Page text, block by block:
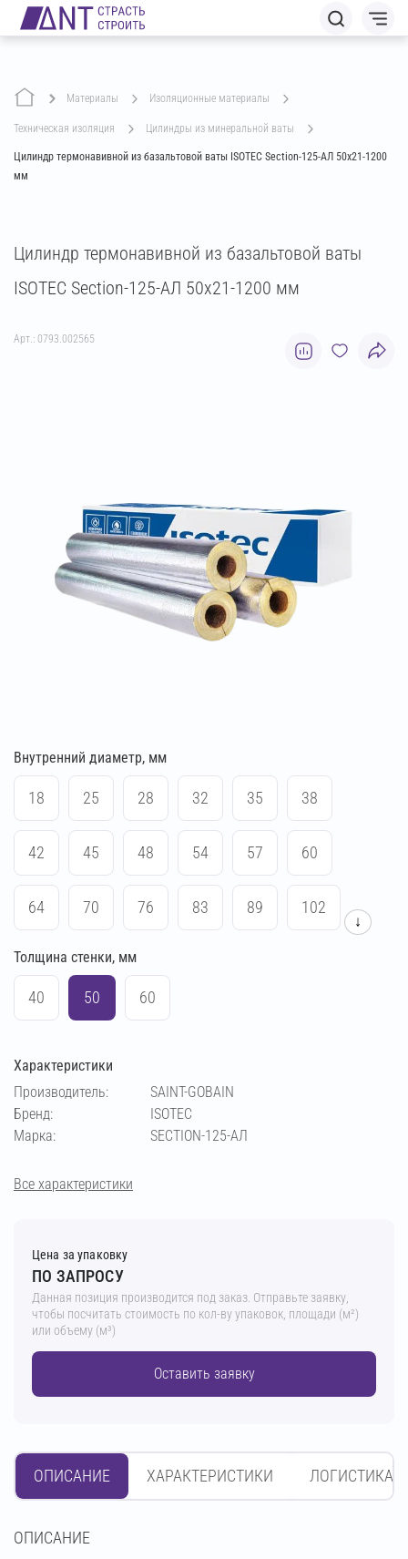
Материалы изоляционные материалы
техническая изоляция цилиндры из минеральной ваты
Цилиндр термонавивной из базальтовой ваты ISOTEC Section-125-АЛ 50х21-1200
мм
Цилиндр термонавивной из базальтовой ваты
ISOTEC Section-125-АЛ 50х21-1200 мм
Арт.: 0793.002565
Внутренний диаметр, мм
18 25 28 32 35 38
42 45 48 54 57 60
64 70 76 83 89 102
108 114
194 219 273
↓
Толщина стенки, мм
40 50 60
Характеристики
Производитель:
SAINT-GOBAIN
Бренд:
ISOTEC
Марка:
SECTION-125-АЛ
Все характеристики
Цена за упаковку
ПО ЗАПРОСУ
Данная позиция производится под заказ. Отправьте заявку,
чтобы посчитать стоимость по кол-ву упаковок, площади (м²)
или объему (м³)
Оставить заявку
ОПИСАНИЕ ХАРАКТЕРИСТИКИ ЛОГИСТИКА
OПИСАНИЕ